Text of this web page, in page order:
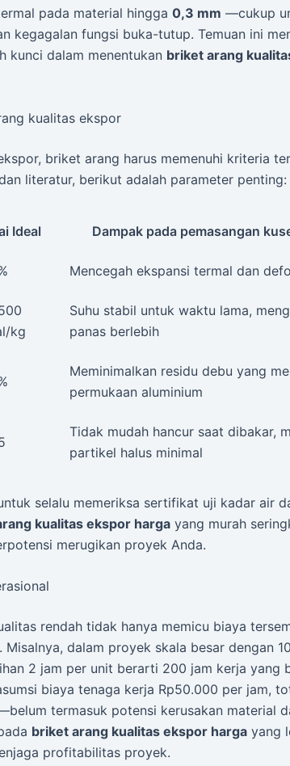
pada material hingga 0,3 mm —cukup
kegagalan fungsi buka-tutup. Temuan ini
kunci dalam menentukan briket arang
kualitas ekspor
briket arang harus memenuhi kriteria
literatur, berikut adalah parameter penting:
Ideal Dampak pada pemasangan
Mencegah ekspansi termal dan
kg
Suhu stabil untuk waktu lama,
panas berlebih
Meminimalkan residu debu yang
permukaan aluminium
Tidak mudah hancur saat dibakar,
partikel halus minimal
selalu memeriksa sertifikat uji kadar air
kualitas ekspor harga yang murah
merugikan proyek Anda.
rendah tidak hanya memicu biaya
dalam proyek skala besar dengan
2 jam per unit berarti 200 jam kerja yang
biaya tenaga kerja Rp50.000 per jam,
termasuk potensi kerusakan material
briket arang kualitas ekspor harga yang
profitabilitas proyek.